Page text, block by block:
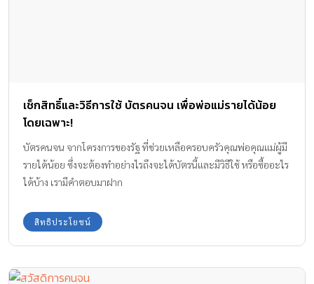
เช็กสิทธิ์และวิธีการใช้ บัตรคนจน เพื่อพ่อแม่รายได้น้อย
โดยเฉพาะ!
บัตรคนจน จากโครงการของรัฐ ที่ช่วยเหลือครอบครัวคุณพ่อคุณแม่ผู้มี
รายได้น้อย ซึ่งจะต้องทำอย่างไรถึงจะได้บัตรนี้และมีวิธีใช้ หรือซื้ออะไร
ได้บ้าง เรามีคำตอบมาฝาก
สิทธิประโยชน์